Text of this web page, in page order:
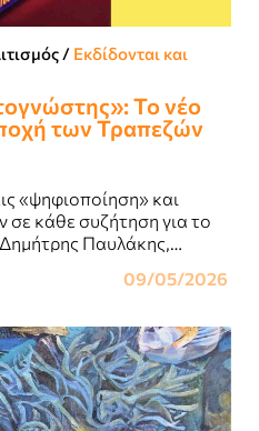
/ Εκδίδονται και
Το νέο
των Τραπεζών
«ψηφιοποίηση» και
σε κάθε συζήτηση για το
Δημήτρης Παυλάκης,
09/05/2026